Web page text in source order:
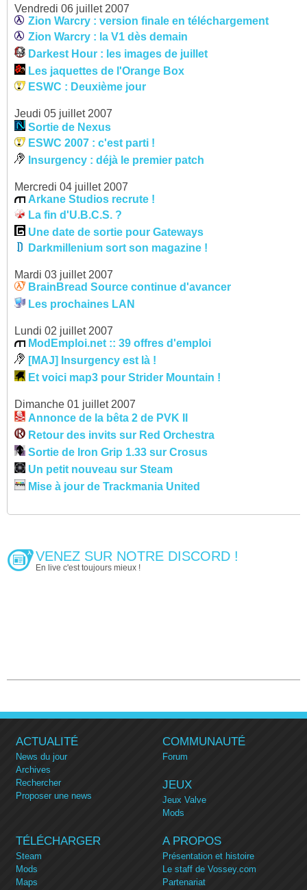
Vendredi 06 juillet 2007
Zion Warcry : version finale en téléchargement
Zion Warcry : la V1 dès demain
Darkest Hour : les images de juillet
Les jaquettes de l'Orange Box
ESWC : Deuxième jour
Jeudi 05 juillet 2007
Sortie de Nexus
ESWC 2007 : c'est parti !
Insurgency : déjà le premier patch
Mercredi 04 juillet 2007
Arkane Studios recrute !
La fin d'U.B.C.S. ?
Une date de sortie pour Gateways
Darkmillenium sort son magazine !
Mardi 03 juillet 2007
BrainBread Source continue d'avancer
Les prochaines LAN
Lundi 02 juillet 2007
ModEmploi.net :: 39 offres d'emploi
[MAJ] Insurgency est là !
Et voici map3 pour Strider Mountain !
Dimanche 01 juillet 2007
Annonce de la bêta 2 de PVK II
Retour des invits sur Red Orchestra
Sortie de Iron Grip 1.33 sur Crosus
Un petit nouveau sur Steam
Mise à jour de Trackmania United
VENEZ SUR NOTRE DISCORD !
En live c'est toujours mieux !
ACTUALITÉ
News du jour
Archives
Rechercher
Proposer une news
COMMUNAUTÉ
Forum
JEUX
Jeux Valve
Mods
TÉLÉCHARGER
Steam
Mods
Maps
A PROPOS
Présentation et histoire
Le staff de Vossey.com
Partenariat